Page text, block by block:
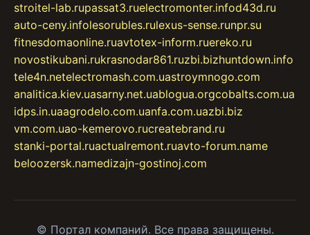
stroitel-lab.rupassat3.ruelectromonter.infod43d.ru
auto-ceny.infolesorubles.rulexus-sense.runpr.su
fitnesdomaonline.ruavtotex-inform.ruereko.ru
novostikubani.rukrasnodar861.ruzbi.bizhuntdown.info
tele4n.netelectromash.com.uastroymnogo.com
analitica.kiev.uasarny.net.uablogua.orgcobalts.com.ua
idps.in.uaagrodelo.com.uanfa.com.uazbi.biz
vm.com.uao-kemerovo.rucreatebrand.ru
stanki-portal.ruactualremont.ruavto-forum.name
beloozersk.namedizajn-gostinoj.com
© Портал компаний. Все права защищены.